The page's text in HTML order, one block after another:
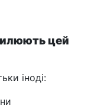
цей
іноді: